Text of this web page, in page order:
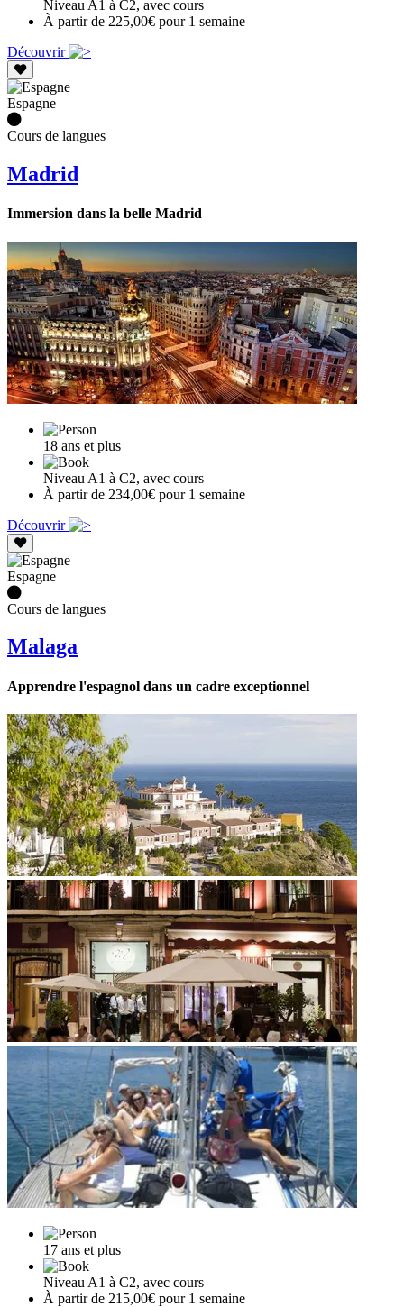
Niveau A1 à C2, avec cours
À partir de 225,00€ pour 1 semaine
Découvrir
Espagne
Cours de langues
Madrid
Immersion dans la belle Madrid
18 ans et plus
Niveau A1 à C2, avec cours
À partir de 234,00€ pour 1 semaine
Découvrir
Espagne
Cours de langues
Malaga
Apprendre l'espagnol dans un cadre exceptionnel
17 ans et plus
Niveau A1 à C2, avec cours
À partir de 215,00€ pour 1 semaine